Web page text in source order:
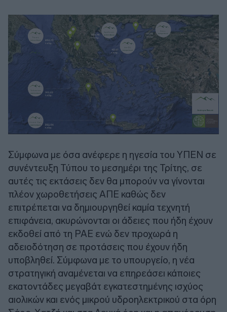
Σύμφωνα με όσα ανέφερε η ηγεσία του ΥΠΕΝ σε
συνέντευξη Τύπου το μεσημέρι της Τρίτης, σε
αυτές τις εκτάσεις δεν θα μπορούν να γίνονται
πλέον χωροθετήσεις ΑΠΕ καθώς δεν
επιτρέπεται να δημιουργηθεί καμία τεχνητή
επιφάνεια, ακυρώνονται οι άδειες που ήδη έχουν
εκδοθεί από τη ΡΑΕ ενώ δεν προχωρά η
αδειοδότηση σε προτάσεις που έχουν ήδη
υποβληθεί. Σύμφωνα με το υπουργείο, η νέα
στρατηγική αναμένεται να επηρεάσει κάποιες
εκατοντάδες μεγαβάτ εγκατεστημένης ισχύος
αιολικών και ενός μικρού υδροηλεκτρικού στα όρη